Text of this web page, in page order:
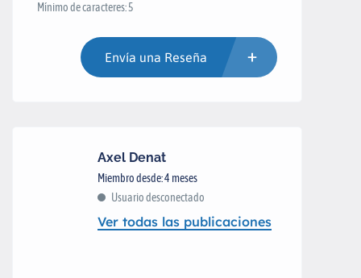
Mínimo de caracteres: 5
Envía una Reseña
Axel Denat
Miembro desde: 4 meses
Usuario desconectado
Ver todas las publicaciones